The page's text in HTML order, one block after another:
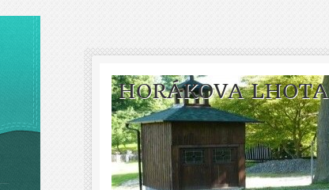
HORÁKOVA LHOTA